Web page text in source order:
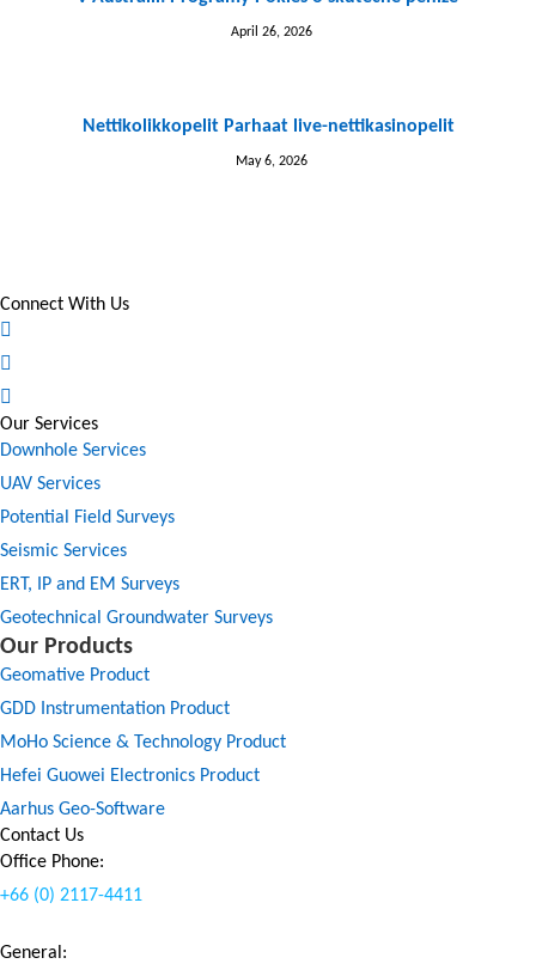
April 26, 2026
Nettikolikkopelit Parhaat live-nettikasinopelit
May 6, 2026
Connect With Us
Our Services
Downhole Services
UAV Services
Potential Field Surveys
Seismic Services
ERT, IP and EM Surveys
Geotechnical Groundwater Surveys
Our Products
Geomative Product
GDD Instrumentation Product
MoHo Science & Technology Product
Hefei Guowei Electronics Product
Aarhus Geo-Software
Contact Us
Office Phone:
+66 (0) 2117-4411
General: